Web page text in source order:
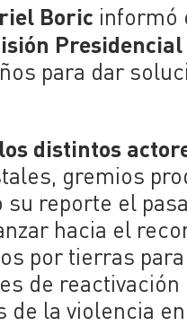
Boric informó
para dar
distintos
gremios
reporte el
hacia el
por tierras
de
de la violencia